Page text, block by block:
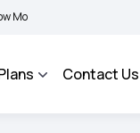
BHAROSA - An
Contact Us